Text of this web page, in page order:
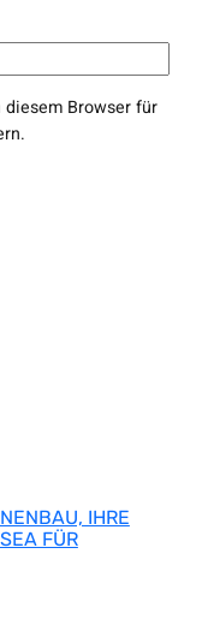
diesem Browser für
IHRE
FÜR